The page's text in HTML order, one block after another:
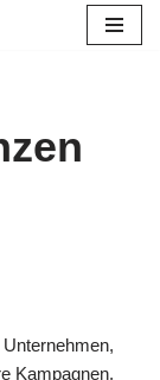
Kampagnen.